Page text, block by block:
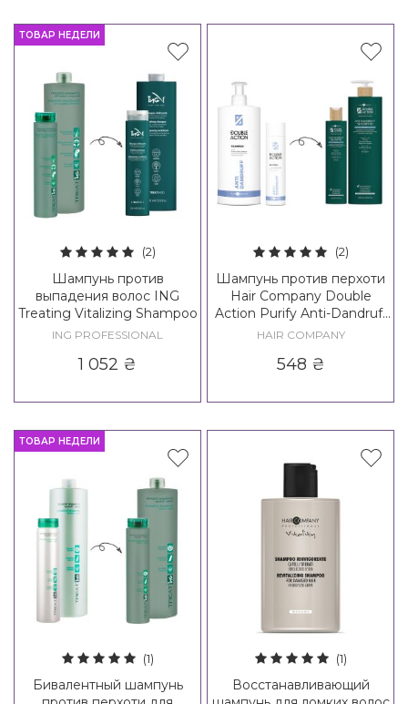
ТОВАР НЕДЕЛИ
(2)
Шампунь против
выпадения волос ING
Treating Vitalizing Shampoo
ING PROFESSIONAL
1 052 ₴
(2)
Шампунь против перхоти
Hair Company Double
Action Purify Anti-Dandruff
Shampoo
HAIR COMPANY
548 ₴
ТОВАР НЕДЕЛИ
(1)
Бивалентный шампунь
(1)
Восстанавливающий